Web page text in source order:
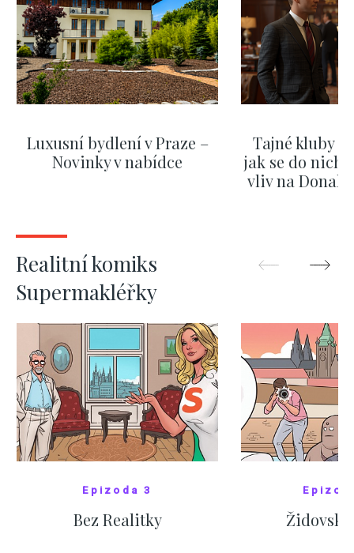
Luxusní bydlení v Praze –
Novinky v nabídce
Tajné kluby
jak se do nich
vliv na
Realitní komiks
Supermakléřky
Epizoda 3
Bez Realitky